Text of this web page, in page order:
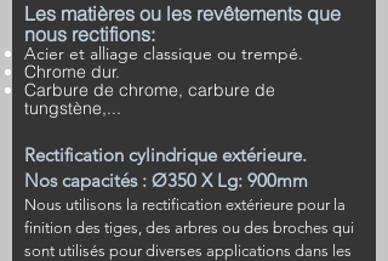
Les matières ou les revêtements que
nous rectifions:
Acier et alliage classique ou trempé.
Chrome dur.
Carbure de chrome, carbure de
tungstène,...
Rectification cylindrique extérieure.
Nos capacités : Ø350 X Lg: 900mm
Nous utilisons la rectification extérieure pour la
finition des tiges, des arbres ou des broches qui
sont utilisés pour diverses applications dans les